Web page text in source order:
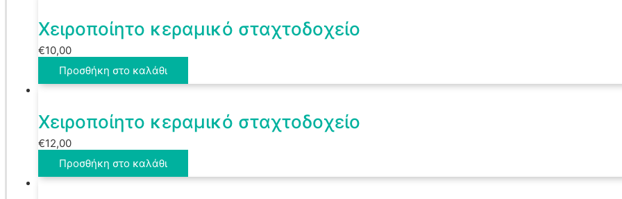
Χειροποίητο κεραμικό σταχτοδοχείο
€10,00
Προσθήκη στο καλάθι
Χειροποίητο κεραμικό σταχτοδοχείο
€12,00
Προσθήκη στο καλάθι